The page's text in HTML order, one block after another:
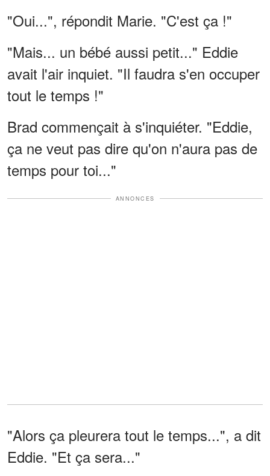
"Oui...", répondit Marie. "C'est ça !"
"Mais... un bébé aussi petit..." Eddie
avait l'air inquiet. "Il faudra s'en occuper
tout le temps !"
Brad commençait à s'inquiéter. "Eddie,
ça ne veut pas dire qu'on n'aura pas de
temps pour toi..."
ANNONCES
"Alors ça pleurera tout le temps...", a dit
Eddie. "Et ça sera..."